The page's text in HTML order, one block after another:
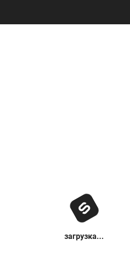
загрузка...